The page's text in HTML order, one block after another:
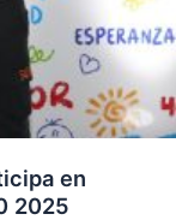
en
2025